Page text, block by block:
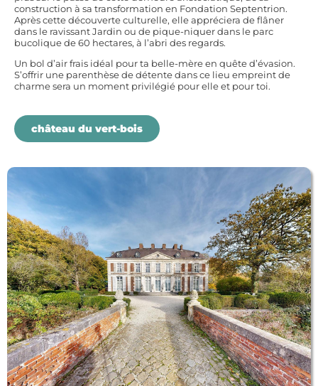
construction à sa transformation en Fondation Septentrion.
Après cette découverte culturelle, elle appréciera de flâner
dans le ravissant Jardin ou de pique-niquer dans le parc
bucolique de 60 hectares, à l’abri des regards.
Un bol d’air frais idéal pour ta belle-mère en quête d’évasion.
S’offrir une parenthèse de détente dans ce lieu empreint de
charme sera un moment privilégié pour elle et pour toi.
château du vert-bois